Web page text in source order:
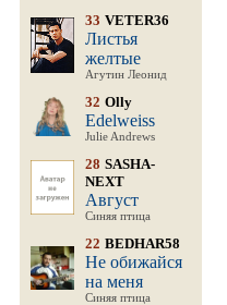
33 VETER36
Листья
желтые
Агутин Леонид
32 Olly
Edelweiss
Julie Andrews
28 SASHA-
NEXT
Август
Синяя птица
22 BEDHAR58
Не обижайся
на меня
Синяя птица